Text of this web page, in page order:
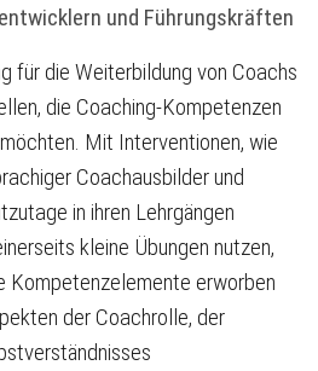
und Führungskräften
für die Weiterbildung von Coachs
die Coaching-Kompetenzen
Mit Interventionen, wie
Coachausbilder und
in ihren Lehrgängen
kleine Übungen nutzen,
Kompetenzelemente erworben
der Coachrolle, der